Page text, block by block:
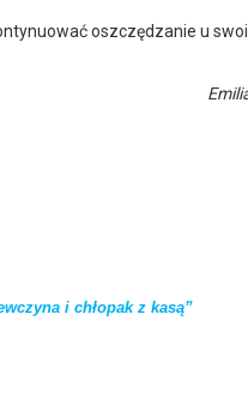
oszczędzanie u
i chłopak z kasą”